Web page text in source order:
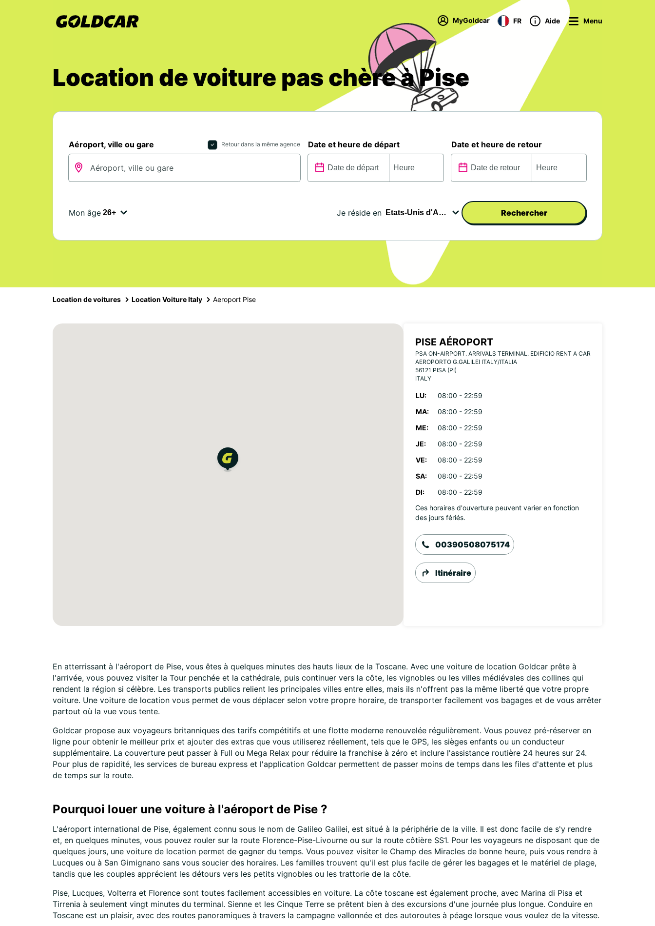
MyGoldcar FR Aide Menu
Location de voiture pas chère à Pise
Aéroport, ville ou gare Retour dans la même agence Date et heure de départ Date et heure de retour
Mon âge Je réside en Rechercher
Location de voitures Location Voiture Italy Aeroport Pise
PISE AÉROPORT
PSA ON-AIRPORT. ARRIVALS TERMINAL. EDIFICIO RENT A CAR
AEROPORTO G.GALILEI ITALY/ITALIA
56121 PISA (PI)
ITALY
LU:
08:00 - 22:59
MA:
08:00 - 22:59
ME:
08:00 - 22:59
JE:
08:00 - 22:59
VE:
08:00 - 22:59
SA:
08:00 - 22:59
DI:
08:00 - 22:59
Ces horaires d'ouverture peuvent varier en fonction
des jours fériés.
00390508075174
Itinéraire
En atterrissant à l'aéroport de Pise, vous êtes à quelques minutes des hauts lieux de la Toscane. Avec une voiture de location Goldcar prête à
l'arrivée, vous pouvez visiter la Tour penchée et la cathédrale, puis continuer vers la côte, les vignobles ou les villes médiévales des collines qui
rendent la région si célèbre. Les transports publics relient les principales villes entre elles, mais ils n'offrent pas la même liberté que votre propre
voiture. Une voiture de location vous permet de vous déplacer selon votre propre horaire, de transporter facilement vos bagages et de vous arrêter
partout où la vue vous tente.
Goldcar propose aux voyageurs britanniques des tarifs compétitifs et une flotte moderne renouvelée régulièrement. Vous pouvez pré-réserver en
ligne pour obtenir le meilleur prix et ajouter des extras que vous utiliserez réellement, tels que le GPS, les sièges enfants ou un conducteur
supplémentaire. La couverture peut passer à Full ou Mega Relax pour réduire la franchise à zéro et inclure l'assistance routière 24 heures sur 24.
Pour plus de rapidité, les services de bureau express et l'application Goldcar permettent de passer moins de temps dans les files d'attente et plus
de temps sur la route.
Pourquoi louer une voiture à l'aéroport de Pise ?
L'aéroport international de Pise, également connu sous le nom de Galileo Galilei, est situé à la périphérie de la ville. Il est donc facile de s'y rendre
et, en quelques minutes, vous pouvez rouler sur la route Florence-Pise-Livourne ou sur la route côtière SS1. Pour les voyageurs ne disposant que de
quelques jours, une voiture de location permet de gagner du temps. Vous pouvez visiter le Champ des Miracles de bonne heure, puis vous rendre à
Lucques ou à San Gimignano sans vous soucier des horaires. Les familles trouvent qu'il est plus facile de gérer les bagages et le matériel de plage,
tandis que les couples apprécient les détours vers les petits vignobles ou les trattorie de la côte.
Pise, Lucques, Volterra et Florence sont toutes facilement accessibles en voiture. La côte toscane est également proche, avec Marina di Pisa et
Tirrenia à seulement vingt minutes du terminal. Sienne et les Cinque Terre se prêtent bien à des excursions d'une journée plus longue. Conduire en
Toscane est un plaisir, avec des routes panoramiques à travers la campagne vallonnée et des autoroutes à péage lorsque vous voulez de la vitesse.